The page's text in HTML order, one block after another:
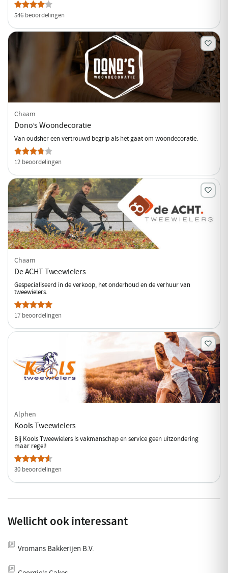
546 beoordelingen
Chaam
Dono’s Woondecoratie
Van oudsher een vertrouwd begrip als het gaat om woondecoratie.
12 beoordelingen
Chaam
De ACHT Tweewielers
Gespecialiseerd in de verkoop, het onderhoud en de verhuur van
tweewielers.
17 beoordelingen
Alphen
Kools Tweewielers
Bij Kools Tweewielers is vakmanschap en service geen uitzondering
maar regel!
30 beoordelingen
Wellicht ook interessant
Vromans Bakkerijen B.V.